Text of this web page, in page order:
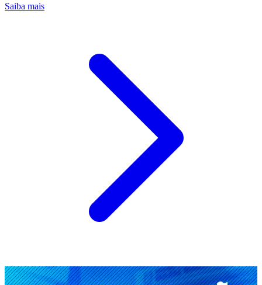
Saiba mais